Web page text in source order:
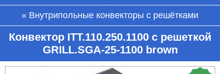
Внутрипольные конвекторы с решётками
Конвектор ITT.110.250.1100 с решеткой
GRILL.SGA-25-1100 brown